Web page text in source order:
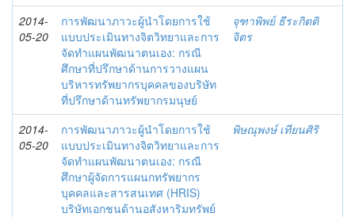
2014-
05-20
การพัฒนาภาวะผู้นำโดยการใช้
แบบประเมินทางจิตวิทยาและการ
จัดทำแผนพัฒนาตนเอง: กรณี
ศึกษาที่ปรึกษาด้านการวางแผน
บริหารทรัพยากรบุคคลของบริษัท
ที่ปรึกษาด้านทรัพยากรมนุษย์
จุฑาพิพย์ ธีระกิตติ
จิตร
2014-
05-20
การพัฒนาภาวะผู้นำโดยการใช้
แบบประเมินทางจิตวิทยาและการ
จัดทำแผนพัฒนาตนเอง: กรณี
ศึกษาผู้จัดการแผนกทรัพยากร
บุคคลและสารสนเทศ (HRIS)
บริษัทเอกชนด้านอสังหาริมทรัพย์
พิษณุพงษ์ เทียนศิริ